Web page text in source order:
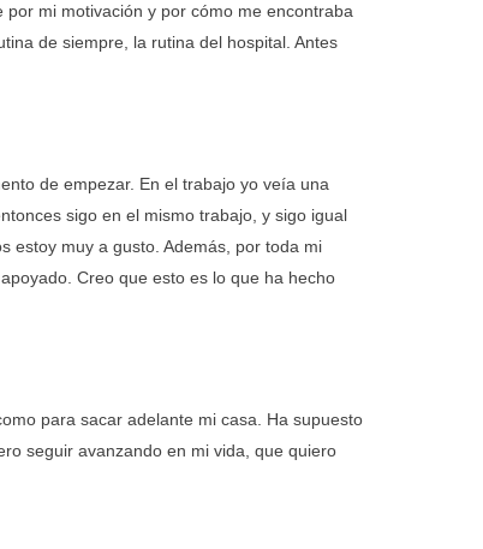
mi motivación y por cómo me encontraba
de siempre, la rutina del hospital. Antes
de empezar. En el trabajo yo veía una
sigo en el mismo trabajo, y sigo igual
estoy muy a gusto. Además, por toda mi
Creo que esto es lo que ha hecho
para sacar adelante mi casa. Ha supuesto
seguir avanzando en mi vida, que quiero